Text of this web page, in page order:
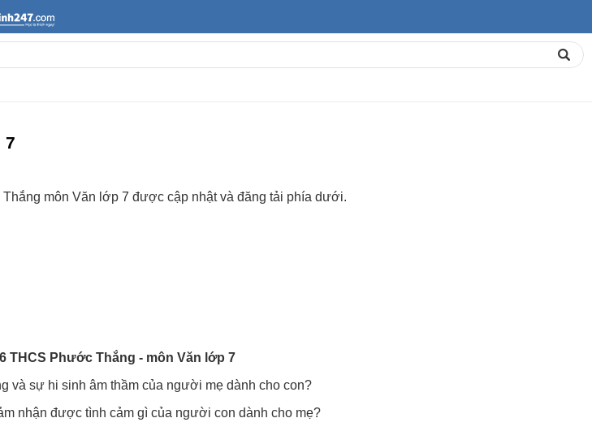
7
môn Văn lớp 7 được cập nhật và đăng tải phía dưới.
THCS Phước Thắng - môn Văn lớp 7
và sự hi sinh âm thầm của người mẹ dành cho con?
nhận được tình cảm gì của người con dành cho mẹ?